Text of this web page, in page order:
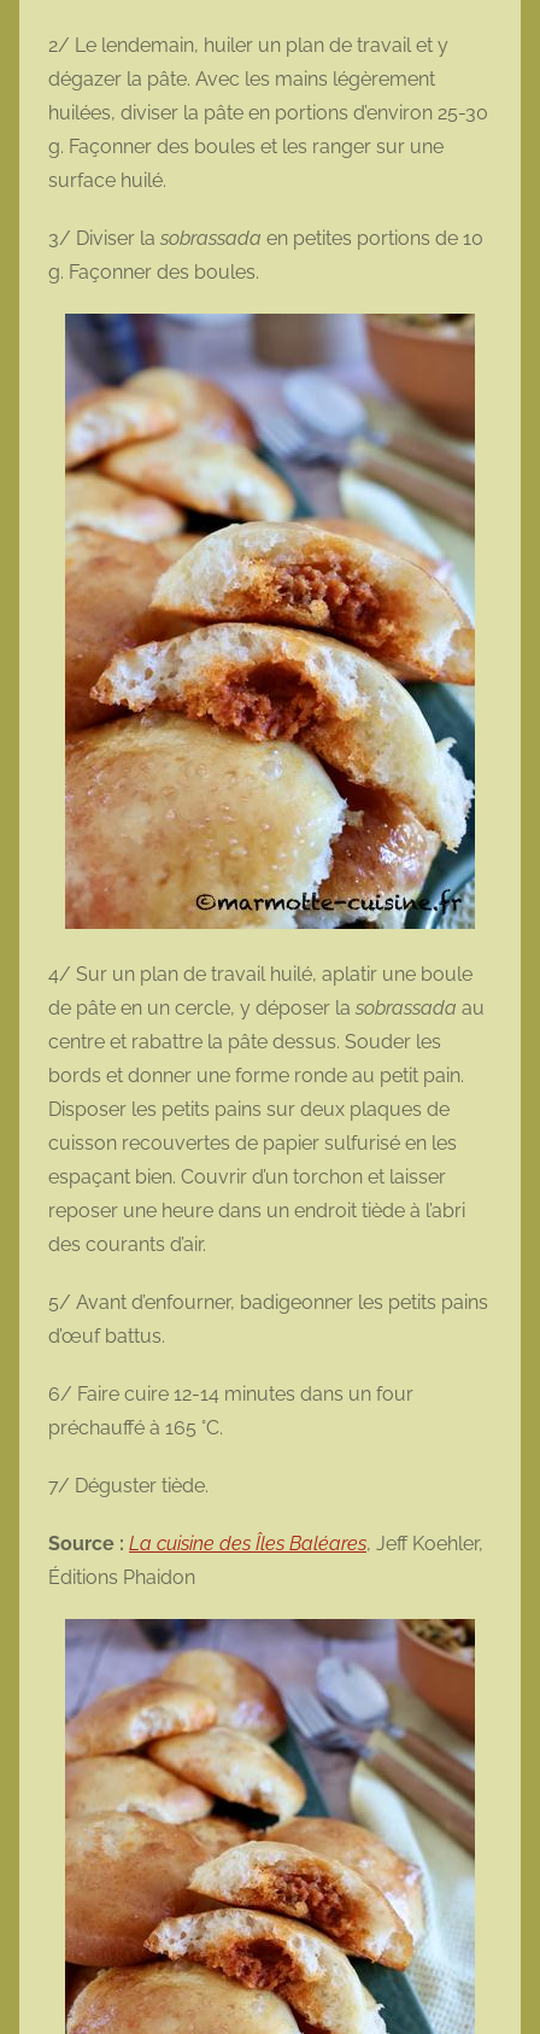
2/ Le lendemain, huiler un plan de travail et y
dégazer la pâte. Avec les mains légèrement
huilées, diviser la pâte en portions d’environ 25-30
g. Façonner des boules et les ranger sur une
surface huilé.
3/ Diviser la sobrassada en petites portions de 10
g. Façonner des boules.
4/ Sur un plan de travail huilé, aplatir une boule
de pâte en un cercle, y déposer la sobrassada au
centre et rabattre la pâte dessus. Souder les
bords et donner une forme ronde au petit pain.
Disposer les petits pains sur deux plaques de
cuisson recouvertes de papier sulfurisé en les
espaçant bien. Couvrir d’un torchon et laisser
reposer une heure dans un endroit tiède à l’abri
des courants d’air.
5/ Avant d’enfourner, badigeonner les petits pains
d’œuf battus.
6/ Faire cuire 12-14 minutes dans un four
préchauffé à 165 °C.
7/ Déguster tiède.
Source : La cuisine des Îles Baléares, Jeff Koehler,
Éditions Phaidon